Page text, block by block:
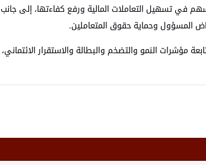
في تسهيل التعاملات المالية ورفع كفاءتها، إلى
المسؤول وحماية حقوق المتعاملين.
مؤشرات النمو والتضخم والبطالة والاستقرار